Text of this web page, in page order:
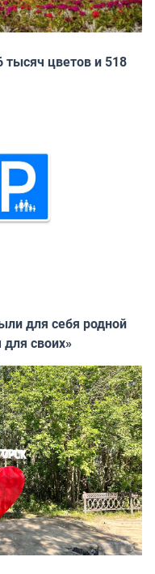
цветов и 518
для себя родной
своих»